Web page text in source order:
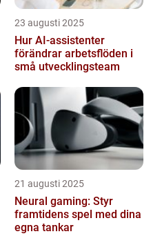
23 augusti 2025
Hur AI-assistenter
förändrar arbetsflöden i
små utvecklingsteam
21 augusti 2025
Neural gaming: Styr
framtidens spel med dina
egna tankar